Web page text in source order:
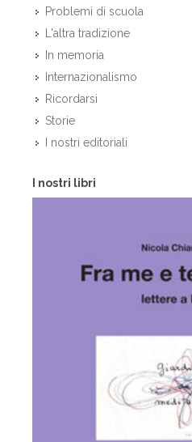
Problemi di scuola
L'altra tradizione
In memoria
Internazionalismo
Ricordarsi
Storie
I nostri editoriali
I nostri libri